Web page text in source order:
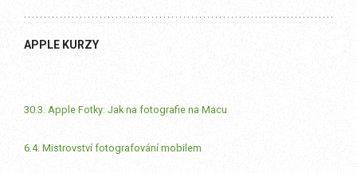
APPLE KURZY
30.3. Apple Fotky: Jak na fotografie na Macu
6.4. Mistrovství fotografování mobilem